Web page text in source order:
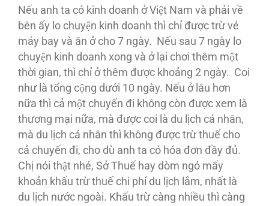
Nếu anh ta có kinh doanh ở Việt Nam và phải về
bên ấy lo chuyện kinh doanh thì chỉ được trừ vé
máy bay và ăn ở cho 7 ngày. Nếu sau 7 ngày lo
chuyện kinh doanh xong và ở lại chơi thêm một
thời gian, thì chỉ ở thêm được khoảng 2 ngày. Coi
như là tổng cộng dưới 10 ngày. Nếu ở lâu hơn
nữa thì cả một chuyến đi không còn được xem là
thương mại nữa, mà được coi là du lịch cá nhân,
mà du lịch cá nhân thì không được trừ thuế cho
cả chuyến đi, cho dù anh ta có hóa đơn đầy đủ.
Chị nói thật nhé, Sở Thuế hay dòm ngó mấy
khoản khấu trừ thuế chi phí du lịch lắm, nhất là
du lịch nước ngoài. Khấu trừ càng nhiều thì càng